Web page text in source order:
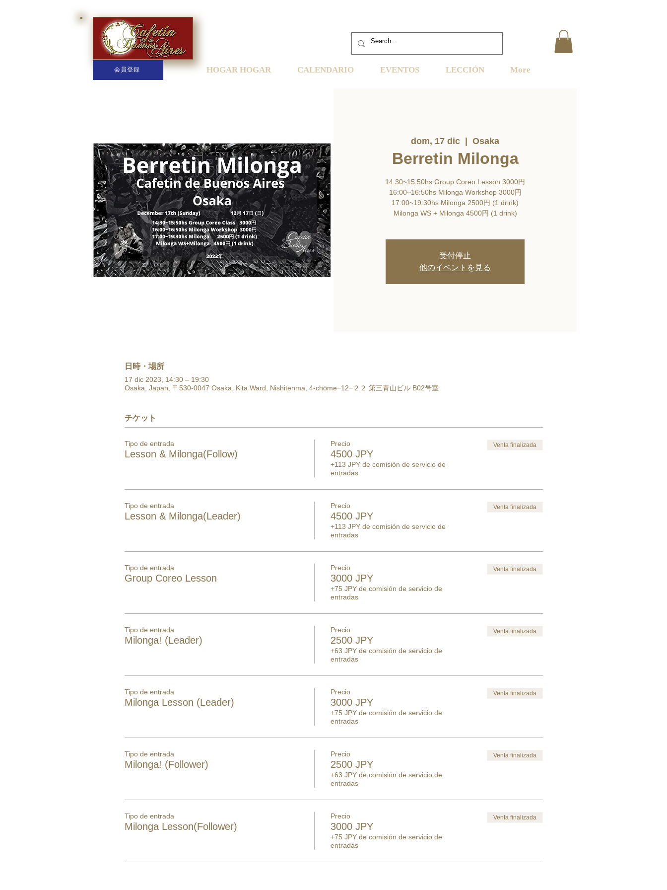
会員登録 HOGAR HOGAR CALENDARIO EVENTOS LECCIÓN More
dom, 17 dic Osaka
Berretin Milonga
14:30~15:50hs Group Coreo Lesson 3000円
16:00~16:50hs Milonga Workshop 3000円
17:00~19:30hs Milonga 2500円 (1 drink)
Milonga WS + Milonga 4500円 (1 drink)
受付停止
他のイベントを見る
日時・場所
17 dic 2023, 14:30 – 19:30
Osaka, Japan, 〒530-0047 Osaka, Kita Ward, Nishitenma, 4-chōme−12−２２ 第三青山ビル B02号室
チケット
Tipo de entrada
Lesson & Milonga(Follow)
Precio
4500 JPY
+113 JPY de comisión de servicio de
entradas
Venta finalizada
Tipo de entrada
Lesson & Milonga(Leader)
Precio
4500 JPY
+113 JPY de comisión de servicio de
entradas
Venta finalizada
Tipo de entrada
Group Coreo Lesson
Precio
3000 JPY
+75 JPY de comisión de servicio de
entradas
Venta finalizada
Tipo de entrada
Milonga! (Leader)
Precio
2500 JPY
+63 JPY de comisión de servicio de
entradas
Venta finalizada
Tipo de entrada
Milonga Lesson (Leader)
Precio
3000 JPY
+75 JPY de comisión de servicio de
entradas
Venta finalizada
Tipo de entrada
Milonga! (Follower)
Precio
2500 JPY
+63 JPY de comisión de servicio de
entradas
Venta finalizada
Tipo de entrada
Milonga Lesson(Follower)
Precio
3000 JPY
+75 JPY de comisión de servicio de
entradas
Venta finalizada